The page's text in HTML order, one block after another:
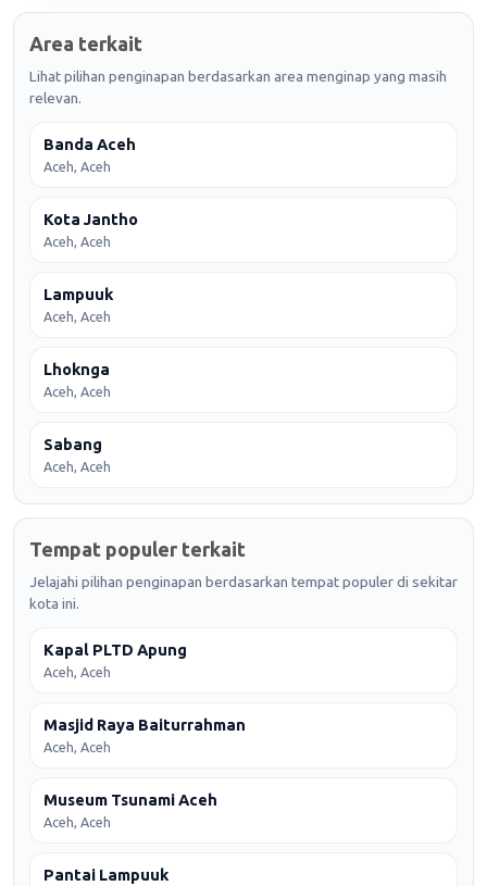
Area terkait
Lihat pilihan penginapan berdasarkan area menginap yang masih
relevan.
Banda Aceh
Aceh, Aceh
Kota Jantho
Aceh, Aceh
Lampuuk
Aceh, Aceh
Lhoknga
Aceh, Aceh
Sabang
Aceh, Aceh
Tempat populer terkait
Jelajahi pilihan penginapan berdasarkan tempat populer di sekitar
kota ini.
Kapal PLTD Apung
Aceh, Aceh
Masjid Raya Baiturrahman
Aceh, Aceh
Museum Tsunami Aceh
Aceh, Aceh
Pantai Lampuuk